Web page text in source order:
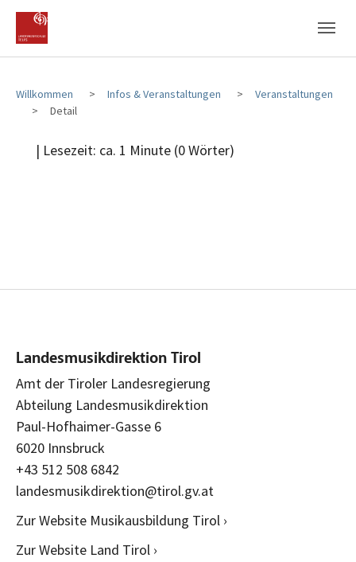
Zum Hauptinhalt
Zum Fußbereich
Willkommen Infos & Veranstaltungen
Veranstaltungen
Detail
| Lesezeit: ca. 1 Minute (0 Wörter)
Landesmusikdirektion Tirol
Amt der Tiroler Landesregierung
Abteilung Landesmusikdirektion
Paul-Hofhaimer-Gasse 6
6020 Innsbruck
+43 512 508 6842
landesmusikdirektion@tirol.gv.at
Zur Website Musikausbildung Tirol ›
Zur Website Land Tirol ›